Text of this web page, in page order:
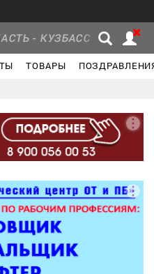
- КУЗБАСС
ТОВАРЫ
Услуги
Компании